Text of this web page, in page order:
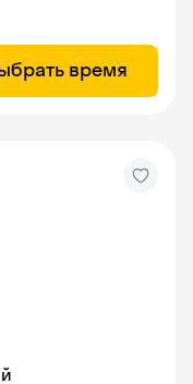
время